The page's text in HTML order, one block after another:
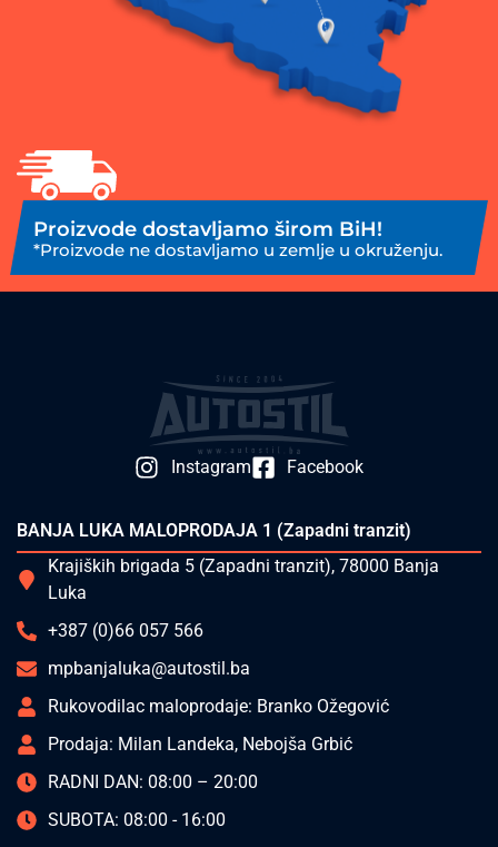
Proizvode dostavljamo širom BiH!
*Proizvode ne dostavljamo u zemlje u okruženju.
Instagram Facebook
BANJA LUKA MALOPRODAJA 1 (Zapadni tranzit)
Krajiških brigada 5 (Zapadni tranzit), 78000 Banja
Luka
+387 (0)66 057 566
mpbanjaluka@autostil.ba
Rukovodilac maloprodaje: Branko Ožegović
Prodaja: Milan Landeka, Nebojša Grbić
RADNI DAN: 08:00 – 20:00
SUBOTA: 08:00 - 16:00